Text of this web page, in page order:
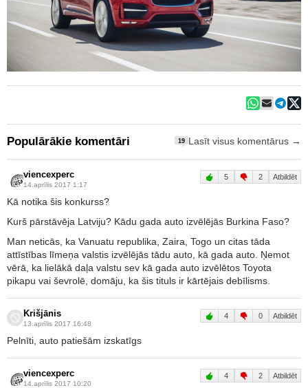
Populārākie komentāri 19 Lasīt visus komentārus →
viencexperc
14.aprīlis 2017 1:17
5 2 Atbildēt
Kā notika šis konkurss?
Kurš pārstāvēja Latviju? Kādu gada auto izvēlējās Burkina Faso?
Man neticās, ka Vanuatu republika, Zaira, Togo un citas tāda
attīstības līmeņa valstis izvēlējās tādu auto, kā gada auto. Ņemot
vērā, ka lielākā daļa valstu sev kā gada auto izvēlētos Toyota
pikapu vai ševrolē, domāju, ka šis tituls ir kārtējais debīlisms.
Krišjānis
13.aprīlis 2017 16:48
4 0 Atbildēt
Pelnīti, auto patiešām izskatīgs
viencexperc
14.aprīlis 2017 10:20
4 2 Atbildēt